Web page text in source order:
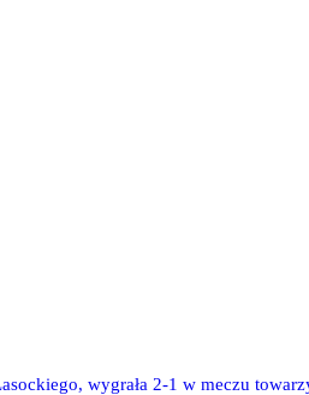
wygrała 2-1 w meczu